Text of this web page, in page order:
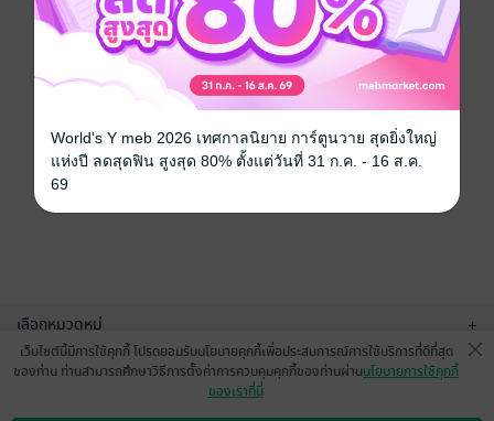
เลือกหมวดหมู่ +
บริการช่วยเหลือ
เว็บไซต์นี้มีการใช้คุกกี้ โปรดยอมรับนโยบายคุกกี้เพื่อประสบการณ์การใช้บริการที่ดีที่สุด
ของท่าน ท่านสามารถศึกษาวิธีการตั้งค่าการควบคุมคุกกี้ของท่านผ่านนโยบายการใช้คุกกี้
ของเราที่นี่
World's Y meb 2026 เทศกาลนิยาย การ์ตูนวาย สุดยิ่งใหญ่
แห่งปี ลดสุดฟิน สูงสุด 80% ตั้งแต่วันที่ 31 ก.ค. - 16 ส.ค.
69